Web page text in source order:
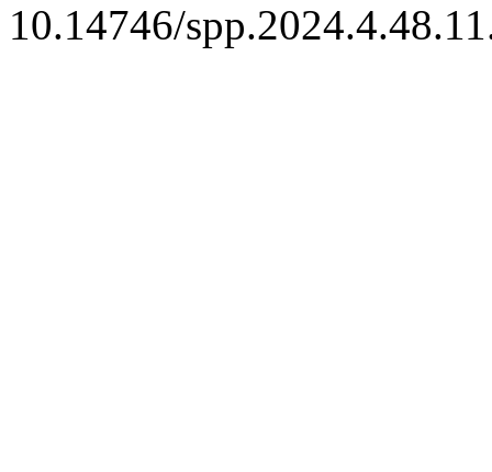
10.14746/